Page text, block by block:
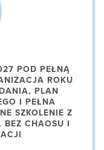
POD PEŁNĄ
ROKU
PLAN
I PEŁNA
SZKOLENIE Z
BEZ CHAOSU I